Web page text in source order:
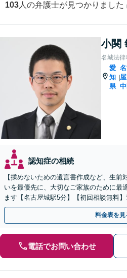
103 人の弁護士が見つかりました
小関
名城法律
愛
知
県
|
認知症の相続
【揉めないための遺言書作成など、生前
いを最優先に、大切なご家族のために最
ます【名古屋城駅5分】【初回相談無料
分／財産調査など、さまざまな相続トラ
料金表を見
電話でお問い合わせ